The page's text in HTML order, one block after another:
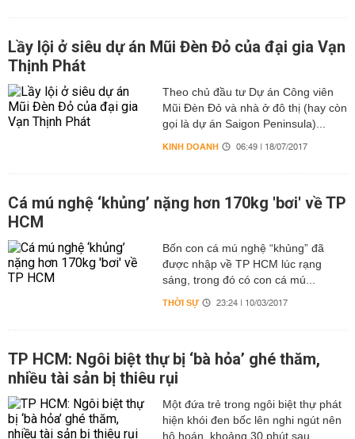
Lầy lội ở siêu dự án Mũi Đèn Đỏ của đại gia Vạn
Thịnh Phát
Theo chủ đầu tư Dự án Công viên
Mũi Đèn Đỏ và nhà ở đô thị (hay còn
gọi là dự án Saigon Peninsula)...
KINH DOANH 06:49 | 18/07/2017
Cá mú nghệ ‘khủng’ nặng hơn 170kg 'bơi' về TP
HCM
Bốn con cá mú nghệ “khủng” đã
được nhập về TP HCM lúc rạng
sáng, trong đó có con cá mú...
THỜI SỰ 23:24 | 10/03/2017
TP HCM: Ngôi biệt thự bị ‘bà hỏa’ ghé thăm,
nhiều tài sản bị thiêu rụi
Một đứa trẻ trong ngôi biệt thự phát
hiện khói đen bốc lên nghi ngút nên
hô hoán, khoảng 30 phút sau...